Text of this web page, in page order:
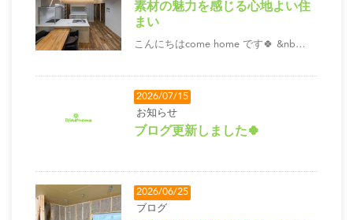
素材の魅力を感じる心地よい住
まい
こんにちはcome home です🍀 &nb…
2026/07/15
お知らせ
ブログ更新しました🍀
2026/06/25
ブログ